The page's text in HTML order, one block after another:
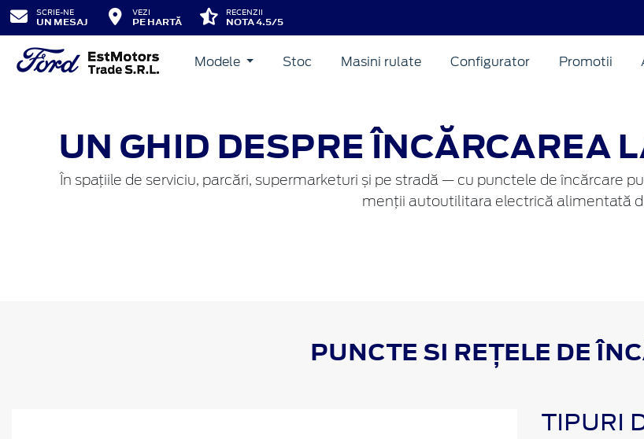
SCRIE-NE
UN MESAJ
VEZI
PE HARTĂ
RECENZII
NOTA 4.5/5
Modele Stoc Masini rulate Configurator Promotii
UN GHID DESPRE ÎNCĂRCAREA
În spațiile de serviciu, parcări, supermarketuri și pe stradă — cu punctele de încărcare
menții autoutilitara electrică alimentată
PUNCTE SI REȚELE DE
TIPURI